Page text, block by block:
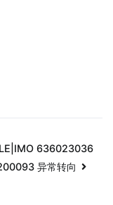
636023036
异常转向